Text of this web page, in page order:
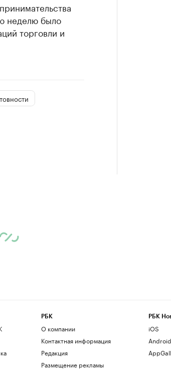
неделю было
торговли и
РБК
О компании
Контактная информация
Редакция
Размещение рекламы
РБК
iOS
Android